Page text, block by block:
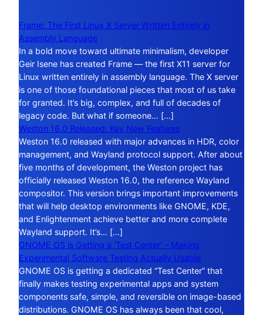
Frame: The First Linux X Server Written Entirely in
Assembly Language
In a bold move toward ultimate minimalism, developer
Geir Isene has created Frame — the first X11 server for
Linux written entirely in assembly language. The X server
is one of those foundational pieces that most of us take
for granted. It’s big, complex, and full of decades of
legacy code. But what if someone… […]
Weston 16.0 Released: Key New Features
Weston 16.0 released with major advances in HDR, color
management, and Wayland protocol support. After about
five months of development, the Weston project has
officially released Weston 16.0, the reference Wayland
compositor. This version brings important improvements
that will help desktop environments like GNOME, KDE,
and Enlightenment achieve better and more complete
Wayland support. It’s… […]
GNOME OS is Getting a ‘Test Center’ – Making
Experimental Software Testing Actually Usable
GNOME OS is getting a dedicated “Test Center” that
finally makes testing experimental apps and system
components safe, simple, and reversible on image-based
distributions. GNOME OS has always been that cool,